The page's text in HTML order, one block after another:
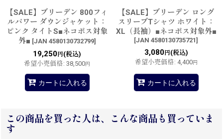
【SALE】ブリーデン 800フィ
ルパワー ダウンジャケット：
ピンク タイトS■ネコポス対象
外■ [JAN 4580130732799]
19,250 円(税込)
希望小売価格: 38,500円
カートに入れる
【SALE】ブリーデン ロング
スリーブTシャツ ホワイト：
XL（長袖）■ネコポス対象外■
[JAN 4580130735721]
3,080円(税込)
希望小売価格: 4,400円
カートに入れる
この商品を買った人は、こんな商品も買っていま
す